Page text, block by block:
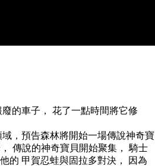
的車子， 花了一點時間將它修
，預告森林將開始一場傳說神奇寶
傳說的神奇寶貝開始聚集， 騎士
的 甲賀忍蛙與固拉多對決， 因為